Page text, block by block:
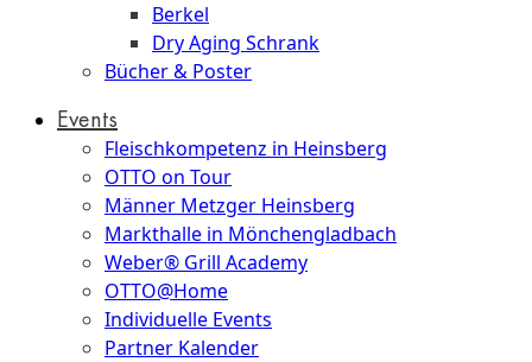
Berkel
Dry Aging Schrank
Bücher & Poster
Events
Fleischkompetenz in Heinsberg
OTTO on Tour
Männer Metzger Heinsberg
Markthalle in Mönchengladbach
Weber® Grill Academy
OTTO@Home
Individuelle Events
Partner Kalender